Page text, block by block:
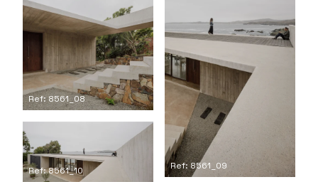
Ref: 8561_08
Ref: 8561_09
Ref: 8561_10